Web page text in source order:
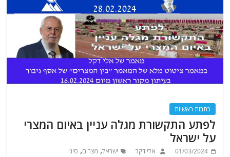
כתבות ראשיות
לפתע התקשורת מגלה עניין באיום המצרי
על ישראל
01/03/2024 אלי דקל ישראל, מצרים, סיני